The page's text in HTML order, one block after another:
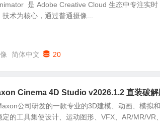
是 Adobe Creative Cloud 生态中专注实时
术为核心，通过普通摄像...
简体中文 20
Cinema 4D Studio v2026.1.2 直装破解
公司研发的一款专业的3D建模、动画、模拟
的工具集使设计、运动图形、VFX、AR/MR/VR